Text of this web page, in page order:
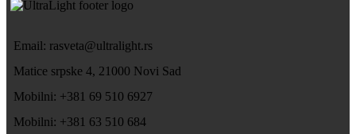
Email: rasveta@ultralight.rs
Matice srpske 4, 21000 Novi Sad
Mobilni: +381 69 510 6927
Mobilni: +381 63 510 684